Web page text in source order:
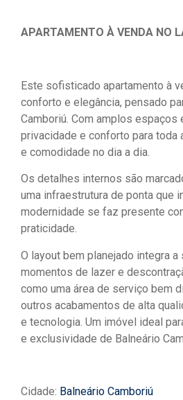
APARTAMENTO À VENDA NO
Este sofisticado apartamento à
conforto e elegância, pensado
Camboriú. Com amplos
privacidade e conforto para toda
e comodidade no dia a dia.
Os detalhes internos são
uma infraestrutura de ponta que
modernidade se faz presente
praticidade.
O layout bem planejado integra
momentos de lazer e
como uma área de serviço bem
outros acabamentos de alta
e tecnologia. Um imóvel ideal
e exclusividade de Balneário
Cidade: Balneário Camboriú